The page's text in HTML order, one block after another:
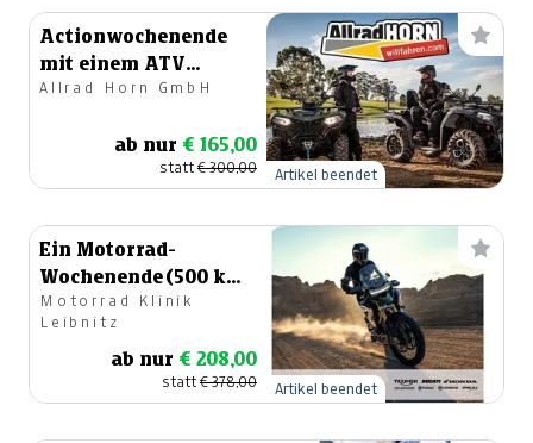
Actionwochenende
mit einem ATV
gefällig?
Allrad Horn GmbH
ab nur € 165,00
statt€ 300,00 Artikel beendet
Ein Motorrad-
Wochenende (500 km
frei).
Motorrad Klinik
Leibnitz
ab nur € 208,00
statt€ 378,00 Artikel beendet